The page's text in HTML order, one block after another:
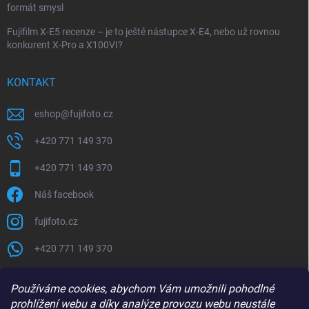
Používáme cookies, abychom Vám umožnili pohodlné
prohlížení webu a díky analýze provozu webu neustále
formát smysl
Fujifilm X-E5 recenze – je to ještě nástupce X-E4, nebo už rovnou
konkurent X-Pro a X100VI?
KONTAKT
eshop@fujifoto.cz
+420 771 149 370
+420 771 149 370
Náš facebook
fujifoto.cz
+420 771 149 370
PŘIJÍMÁME ONLINE PLATBY